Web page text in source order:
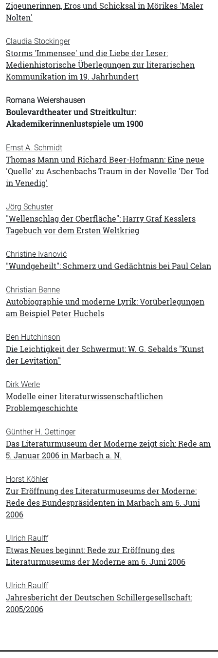
Zigeunerinnen, Eros und Schicksal in Mörikes 'Maler
Nolten'
Claudia Stockinger
Storms 'Immensee' und die Liebe der Leser:
Medienhistorische Überlegungen zur literarischen
Kommunikation im 19. Jahrhundert
Romana Weiershausen
Boulevardtheater und Streitkultur:
Akademikerinnenlustspiele um 1900
Ernst A. Schmidt
Thomas Mann und Richard Beer-Hofmann: Eine neue
'Quelle' zu Aschenbachs Traum in der Novelle 'Der Tod
in Venedig'
Jörg Schuster
"Wellenschlag der Oberfläche": Harry Graf Kesslers
Tagebuch vor dem Ersten Weltkrieg
Christine Ivanović
"Wundgeheilt": Schmerz und Gedächtnis bei Paul Celan
Christian Benne
Autobiographie und moderne Lyrik: Vorüberlegungen
am Beispiel Peter Huchels
Ben Hutchinson
Die Leichtigkeit der Schwermut: W. G. Sebalds "Kunst
der Levitation"
Dirk Werle
Modelle einer literaturwissenschaftlichen
Problemgeschichte
Günther H. Oettinger
Das Literaturmuseum der Moderne zeigt sich: Rede am
5. Januar 2006 in Marbach a. N.
Horst Köhler
Zur Eröffnung des Literaturmuseums der Moderne:
Rede des Bundespräsidenten in Marbach am 6. Juni
2006
Ulrich Raulff
Etwas Neues beginnt: Rede zur Eröffnung des
Literaturmuseums der Moderne am 6. Juni 2006
Ulrich Raulff
Jahresbericht der Deutschen Schillergesellschaft:
2005/2006